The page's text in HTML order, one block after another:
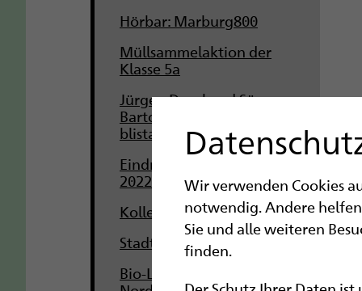
Hörbar: Marburg800
Müllsammelaktion der
Klasse 5a
Jürgen Dusel und Sören
Bartol besuchen den
blistaCampus
Eindrücke von der RehaFair
2022
Kollegiumsausflug der CSS
Stadtradeln 2022
Bio-LK entdeckt in
Wir verwenden Cookies
notwendig. Andere
Sie und alle weiteren
finden.